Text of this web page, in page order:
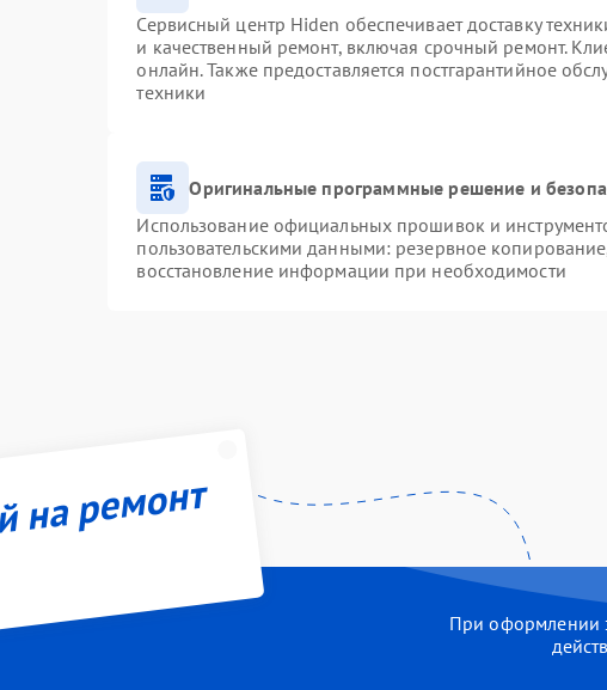
Сервисный центр Hiden обеспечивает доставку
и качественный ремонт, включая срочный ремонт.
онлайн. Также предоставляется постгарантийное
техники
Оригинальные программные решение и
Использование официальных прошивок и
пользовательскими данными: резервное
восстановление информации при необходимости
на ремонт
При оформлении